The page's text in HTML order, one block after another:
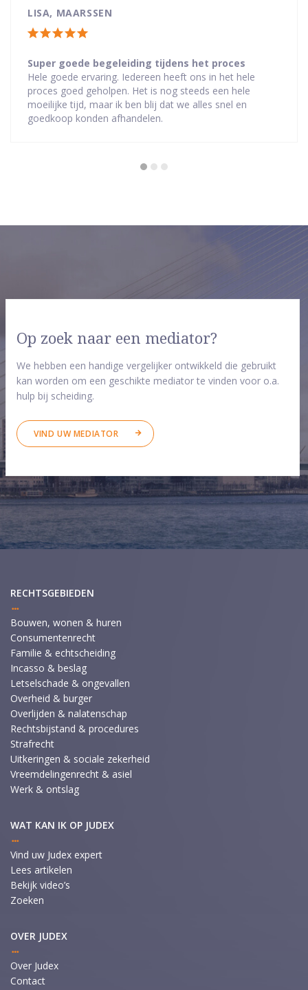
LISA, MAARSSEN
Totale
waardering:
5
van
5
Super goede begeleiding tijdens het proces
Hele goede ervaring. Iedereen heeft ons in het hele
proces goed geholpen. Het is nog steeds een hele
moeilijke tijd, maar ik ben blij dat we alles snel en
goedkoop konden afhandelen.
Op zoek naar een mediator?
We hebben een handige vergelijker ontwikkeld die gebruikt
kan worden om een geschikte mediator te vinden voor o.a.
hulp bij scheiding.
VIND UW MEDIATOR
RECHTSGEBIEDEN
Bouwen, wonen & huren
Consumentenrecht
Familie & echtscheiding
Incasso & beslag
Letselschade & ongevallen
Overheid & burger
Overlijden & nalatenschap
Rechtsbijstand & procedures
Strafrecht
Uitkeringen & sociale zekerheid
Vreemdelingenrecht & asiel
Werk & ontslag
WAT KAN IK OP JUDEX
Vind uw Judex expert
Lees artikelen
Bekijk video’s
Zoeken
OVER JUDEX
Over Judex
Contact